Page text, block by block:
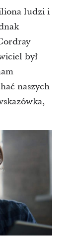
ludzi i
był
naszych